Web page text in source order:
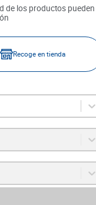
Papa Criolla
$2500.00
de los productos pueden
Recoge en tienda